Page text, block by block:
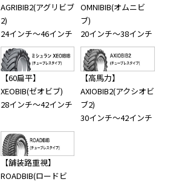
AGRIBIB2(アグリビブ
2)
24インチ～46インチ
OMNIBIB(オムニビ
ブ)
20インチ～38インチ
【60扁平】
XEOBIB(ゼオビブ)
28インチ～42インチ
【高馬力】
AXIOBIB2(アクシオビ
ブ2)
30インチ～42インチ
【舗装路重視】
ROADBIB(ロードビ